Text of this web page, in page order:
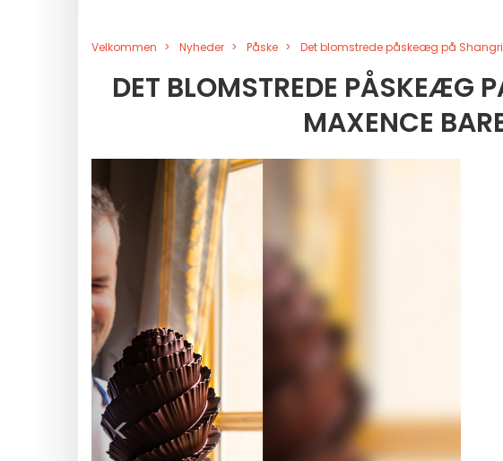
Velkommen Nyheder Påske Det blomstrede påskeæg på
DET BLOMSTREDE PÅSKEÆG
MAXENCE
<